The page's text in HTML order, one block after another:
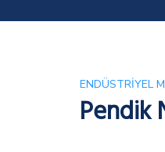
ENDÜSTRIYEL
Pendik